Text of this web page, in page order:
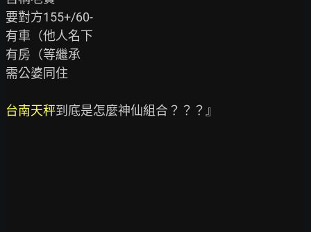
要對方155+/60-
有車（他人名下
有房（等繼承
需公婆同住
台南天秤到底是怎麼神仙組合？？？』